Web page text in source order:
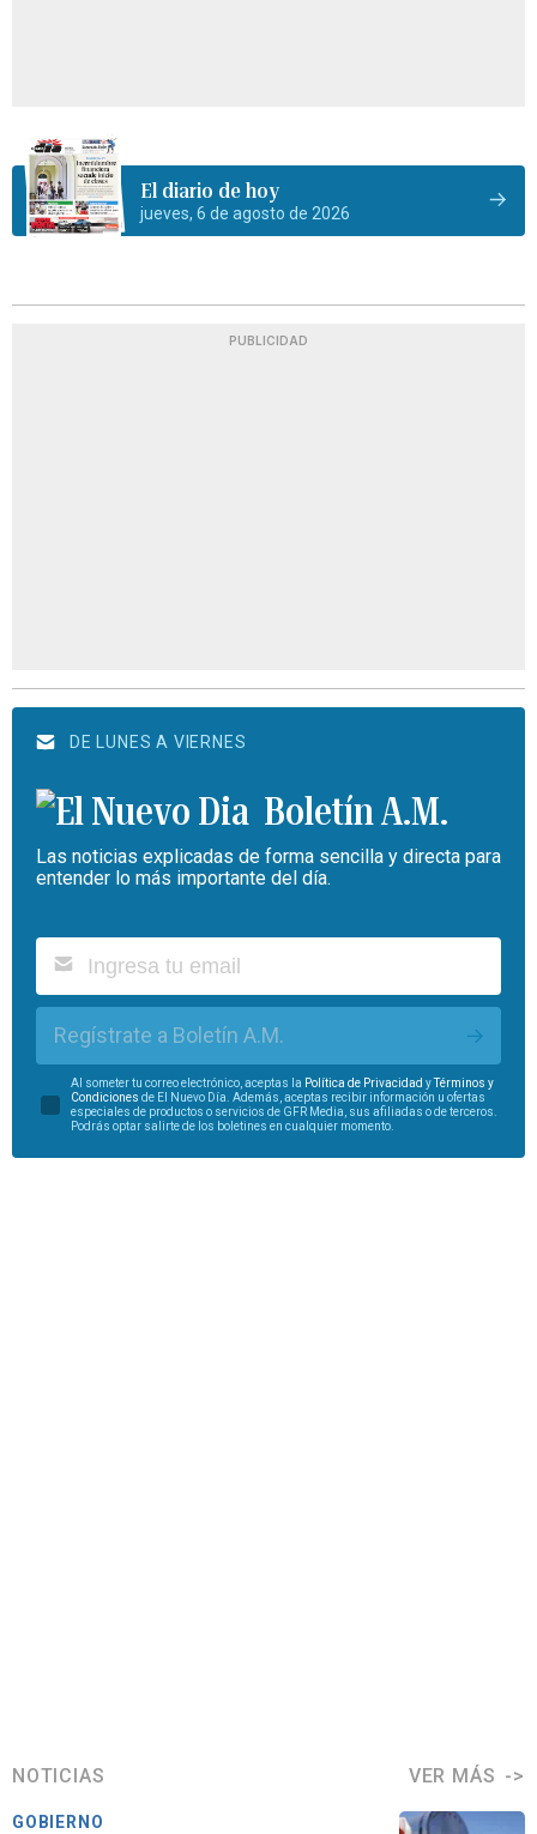
El diario de hoy
jueves, 6 de agosto de 2026
PUBLICIDAD
DE LUNES A VIERNES
Boletín A.M.
Las noticias explicadas de forma sencilla y directa para
entender lo más importante del día.
Regístrate a Boletín A.M.
Al someter tu correo electrónico, aceptas la Política de Privacidad yTérminos y
Condiciones de El Nuevo Día. Además, aceptas recibir información u ofertas
especiales de productos o servicios de GFR Media, sus afiliadas o de terceros.
Podrás optar salirte de los boletines en cualquier momento.
NOTICIAS VER MÁS
GOBIERNO